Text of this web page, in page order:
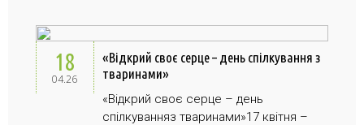
Музей
Наші досягнення
Сторінка психолога
Дистанційне навчання
Академічна доброчесність
Нормативно-правова база
Програмне забезпечення
Виховна робота
Національно-патріотичне виховання
Прозорість та відкритість
Стаття 30 Закону України «Про освіту»
18
04.26
«Відкрий своє серце – день спілкування з
тваринами»
«Відкрий своє серце – день
спілкуванняз тваринами»17 квітня –